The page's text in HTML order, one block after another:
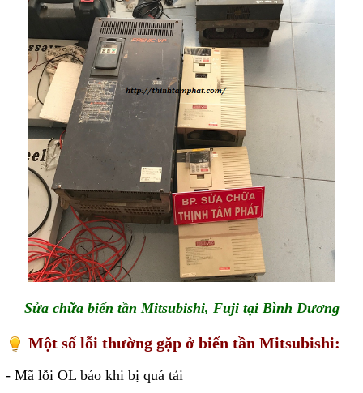
Sửa chữa biến tần Mitsubishi, Fuji tại Bình Dương
Một số lỗi thường gặp ở biến tần Mitsubishi:
- Mã lỗi OL báo khi bị quá tải
Bộ đếm - Bộ hẹn giờ
Đồng hồ đo đa năng
Phụ kiện lắp tủ điện
Giới thiệu
Dịch vụ
Thiết kế phần mềm giám sát
và quản lý
Thiết kế tủ điện công nghiệp
Sửa chữa biến tần
Sửa chữa PLC
Sửa chữa màn hình HMI